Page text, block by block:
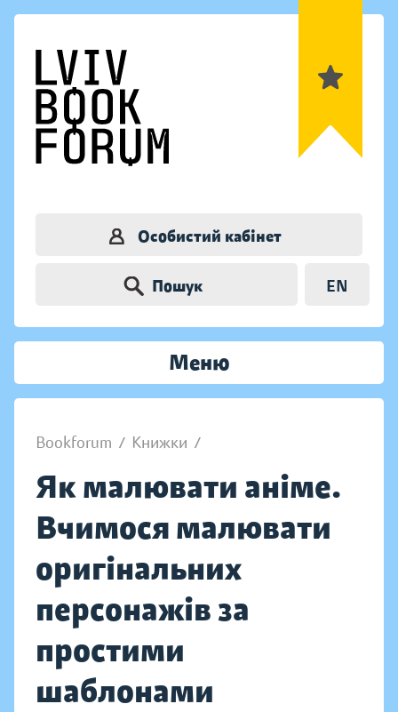
Особистий кабінет
Пошук EN
Меню
Bookforum / Книжки /
Як малювати аніме.
Вчимося малювати
оригінальних
персонажів за
простими
шаблонами